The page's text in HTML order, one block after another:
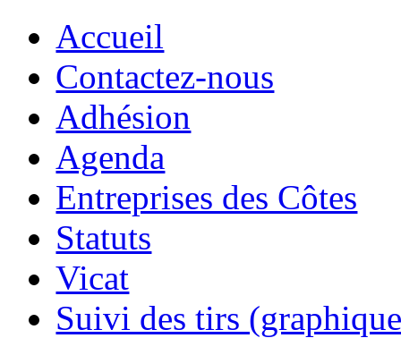
Accueil
Contactez-nous
Adhésion
Agenda
Entreprises des Côtes
Statuts
Vicat
Suivi des tirs